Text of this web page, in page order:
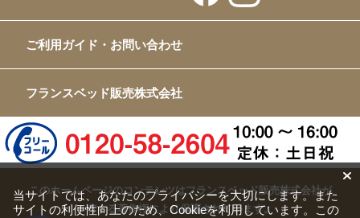
ご利用ガイド・お問い合わせ
フランスベッド販売株式会社
このホームページのコンテンツはフランスベッド販売株式会社が
有する著作権により保護されています。
当サイトでは、あなたのプライバシーを大切にします。また
サイトの利便性向上のため、Cookieを利用しています。この